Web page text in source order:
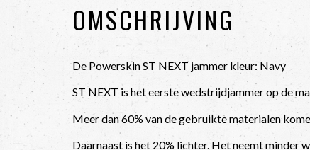
OMSCHRIJVING
De Powerskin ST NEXT jammer kleur: Navy
ST NEXT is het eerste wedstrijdjammer op de
Meer dan 60% van de gebruikte materialen
Daarnaast is het 20% lichter. Het neemt minder